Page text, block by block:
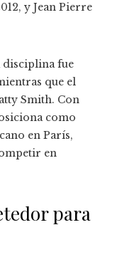
y Jean Pierre
disciplina fue
que el
Smith. Con
como
en París,
en
para